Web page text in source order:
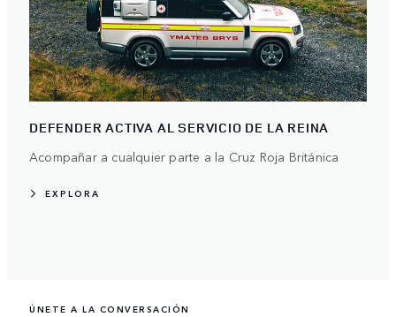
DEFENDER ACTIVA AL SERVICIO DE LA REINA
Acompañar a cualquier parte a la Cruz Roja Británica
EXPLORA
ÚNETE A LA CONVERSACIÓN